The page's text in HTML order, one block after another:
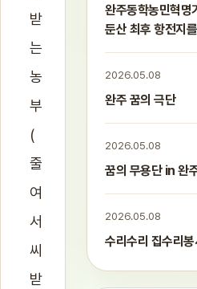
받
는
농
부
(
줄
여
서
씨
받
완주동학농민혁명
둔산 최후 항전지
2026.05.08
완주 꿈의 극단
2026.05.08
꿈의 무용단 in 완
2026.05.08
수리수리 집수리